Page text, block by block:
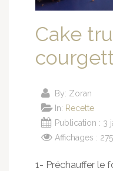
Cake
By: Zoran
In: Recette
Publication : 3
Affichages :
1- Préchauffer le